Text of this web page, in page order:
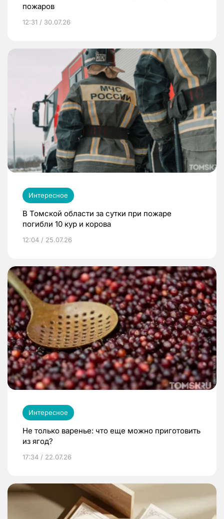
пожаров
12:31 / 30.07.26
Интересное
В Томской области за сутки при пожаре
погибли 10 кур и корова
12:04 / 25.07.26
Интересное
Не только варенье: что еще можно приготовить
из ягод?
17:34 / 22.07.26